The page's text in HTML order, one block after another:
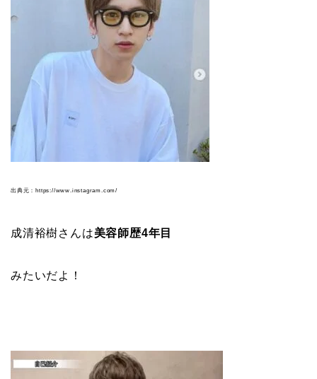
出典元：https://www.instagram.com/
成清裕樹さんは美容師歴4年目
みたいだよ！